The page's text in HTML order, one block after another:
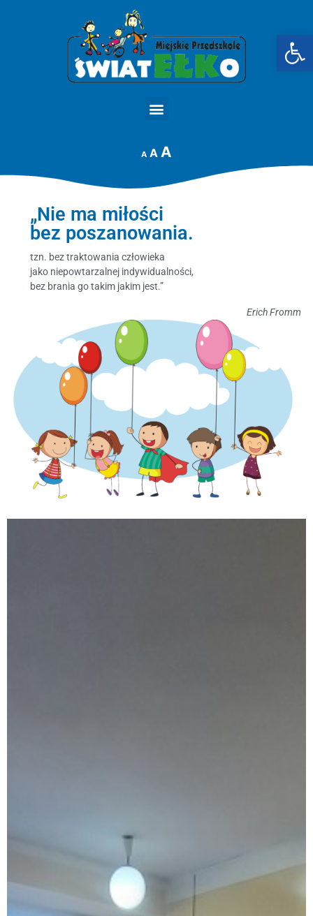
A A A
„Nie ma miłości
bez poszanowania.
tzn. bez traktowania człowieka
jako niepowtarzalnej indywidualności,
bez brania go takim jakim jest.”
Erich Fromm